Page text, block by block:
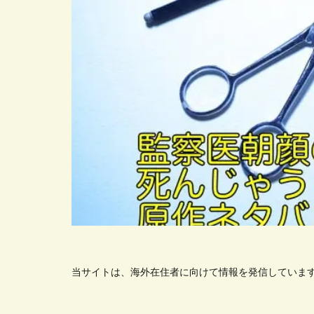
当サイトは、海外在住者に向けて情報を発信していま